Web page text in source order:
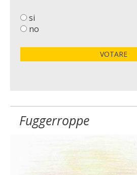
si
no
VOTARE
Fuggerroppe